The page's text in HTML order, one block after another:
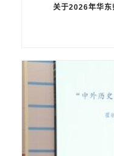
关于2026年华东